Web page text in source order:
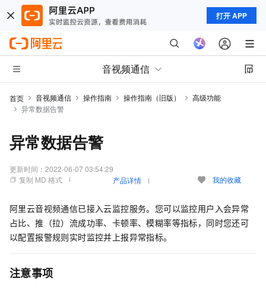
打开 APP
音视频通信
首页 音视频通信 操作指南 操作指南（旧版）
高级功能
异常数据告警
异常数据告警
更新时间： 2022-06-07 03:54:29
复制 MD 格式
产品详情 我的收藏
阿里云音视频通信已接入云监控服务。您可以监控用户入会异常
占比、推（拉）流成功率、卡顿率、模糊率等指标，同时您还可
以配置报警规则实时监控并上报异常指标。
注意事项